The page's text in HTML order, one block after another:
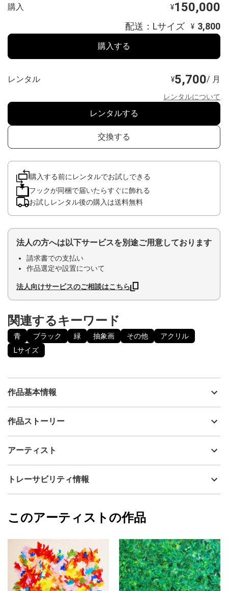
購入 ¥150,000
配送：Lサイズ ¥ 3,800
購入する
レンタル ¥5,700/ 月
レンタルについて
レンタルする
交換する
購入する前にレンタルでお試しできる
フックが同梱で届いたらすぐに飾れる
お試しレンタル後の購入は送料無料
法人の方へは以下サービスを別途ご用意しております
請求書での支払い
作品選定や設置について
法人向けサービスのご相談はこちら
関連するキーワード
青 ブラック 緑 抽象画 その他
アクリル
Lサイズ
作品基本情報
出品者
制作年
技法
アクリル
カラー
青
緑
ジャンル
抽象画
配送目安
二週間以内
作品ストーリー
た。
トマティックに制作しました。
なにか大いなる存在に描かされた感覚がありますので、サインは
アーティスト
眞野丘秋 / Takaaki MANO
フォローする
トレーサビリティ情報
眞野丘秋 / Takaaki MANO
このアーティストの作品